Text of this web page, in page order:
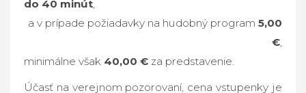
do 40 minút,
a v prípade požiadavky na hudobný program 5,00
€,
minimálne však 40,00 € za predstavenie.
Účasť na verejnom pozorovaní, cena vstupenky je